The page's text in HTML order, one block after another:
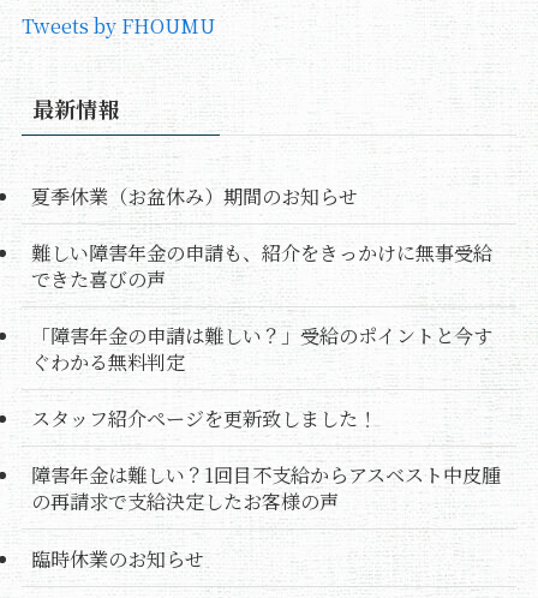
Tweets by FHOUMU
最新情報
夏季休業（お盆休み）期間のお知らせ
難しい障害年金の申請も、紹介をきっかけに無事受給
できた喜びの声
「障害年金の申請は難しい？」受給のポイントと今す
ぐわかる無料判定
スタッフ紹介ページを更新致しました！
障害年金は難しい？1回目不支給からアスベスト中皮腫
の再請求で支給決定したお客様の声
臨時休業のお知らせ